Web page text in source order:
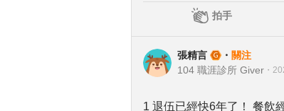
拍手
張精言 ・ 關注
104 職涯診所 Giver ・
1 退伍已經快6年了！ 餐飲